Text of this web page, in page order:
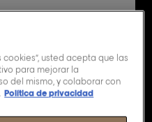
usted acepta que las
para mejorar la
del mismo, y colaborar con
Política de privacidad